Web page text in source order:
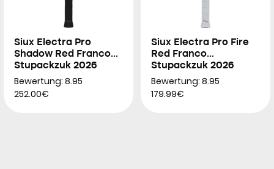
Siux Electra Pro
Shadow Red Franco
Stupackzuk 2026
Bewertung: 8.95
252.00€
Siux Electra Pro Fire
Red Franco
Stupackzuk 2026
Bewertung: 8.95
179.99€